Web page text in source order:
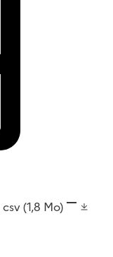
csv(1,8 Mo)